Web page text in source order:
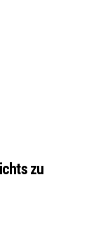
zu